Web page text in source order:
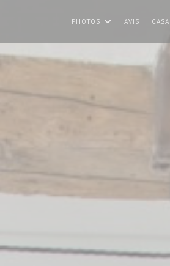
PHOTOS AVIS